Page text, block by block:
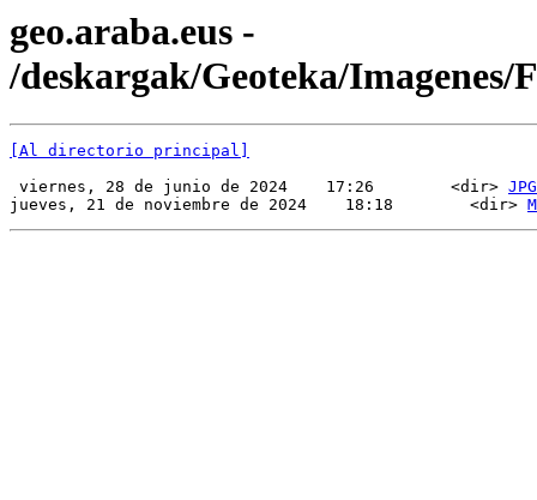
geo.araba.eus -
/deskargak/Geoteka/Imagenes/
[Al directorio principal]
viernes, 28 de junio de 2024    17:26        <dir> JPG
jueves, 21 de noviembre de 2024    18:18        <dir>